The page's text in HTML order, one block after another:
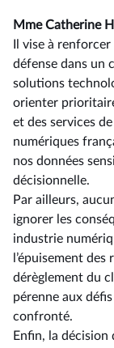
Mme Catherine
Il vise à
défense dans un
solutions
orienter
et des services
numériques
nos données
décisionnelle.
Par ailleurs,
ignorer les
industrie
l’épuisement
dérèglement du
pérenne aux
confronté.
Enfin, la décision